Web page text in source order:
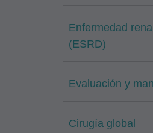
Enfermedad
(ESRD)
Evaluación y
Cirugía global